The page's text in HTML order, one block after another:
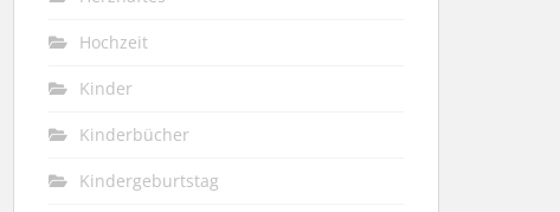
Hochzeit
Kinder
Kinderbücher
Kindergeburtstag